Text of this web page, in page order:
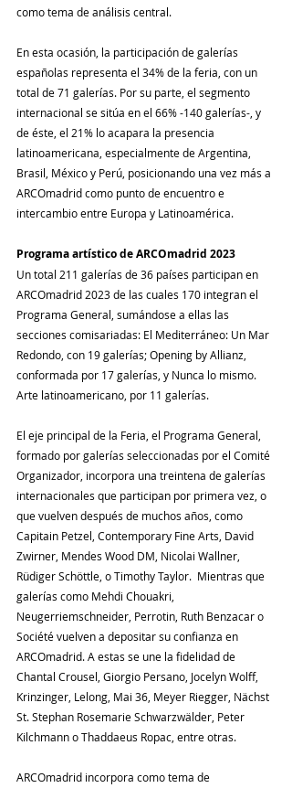
como tema de análisis central.
En esta ocasión, la participación de galerías
españolas representa el 34% de la feria, con un
total de 71 galerías. Por su parte, el segmento
internacional se sitúa en el 66% -140 galerías-, y
de éste, el 21% lo acapara la presencia
latinoamericana, especialmente de Argentina,
Brasil, México y Perú, posicionando una vez más a
ARCOmadrid como punto de encuentro e
intercambio entre Europa y Latinoamérica.
Programa artístico de ARCOmadrid 2023
Un total 211 galerías de 36 países participan en
ARCOmadrid 2023 de las cuales 170 integran el
Programa General, sumándose a ellas las
secciones comisariadas: El Mediterráneo: Un Mar
Redondo, con 19 galerías; Opening by Allianz,
conformada por 17 galerías, y Nunca lo mismo.
Arte latinoamericano, por 11 galerías.
El eje principal de la Feria, el Programa General,
formado por galerías seleccionadas por el Comité
Organizador, incorpora una treintena de galerías
internacionales que participan por primera vez, o
que vuelven después de muchos años, como
Capitain Petzel, Contemporary Fine Arts, David
Zwirner, Mendes Wood DM, Nicolai Wallner,
Rüdiger Schöttle, o Timothy Taylor.  Mientras que
galerías como Mehdi Chouakri,
Neugerriemschneider, Perrotin, Ruth Benzacar o
Société vuelven a depositar su confianza en
ARCOmadrid. A estas se une la fidelidad de
Chantal Crousel, Giorgio Persano, Jocelyn Wolff,
Krinzinger, Lelong, Mai 36, Meyer Riegger, Nächst
St. Stephan Rosemarie Schwarzwälder, Peter
Kilchmann o Thaddaeus Ropac, entre otras.
ARCOmadrid incorpora como tema de